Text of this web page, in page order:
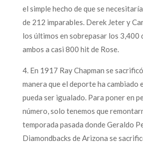
el simple hecho de que se
de 212 imparables. Derek Jeter y
los últimos en sobrepasar los 3,400
ambos a casi 800 hit de Rose.
4. En 1917 Ray Chapman se
manera que el deporte ha cambiado
pueda ser igualado. Para poner en
número, solo tenemos que
temporada pasada donde Geraldo
Diamondbacks de Arizona se